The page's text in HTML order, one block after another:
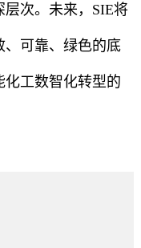
次。未来，SIE将
、可靠、绿色的底
化工数智化转型的